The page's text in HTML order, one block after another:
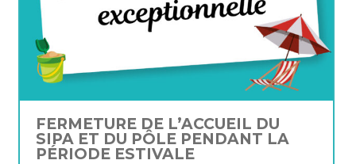
FERMETURE DE L’ACCUEIL DU
SIPA ET DU PÔLE PENDANT LA
PÉRIODE ESTIVALE